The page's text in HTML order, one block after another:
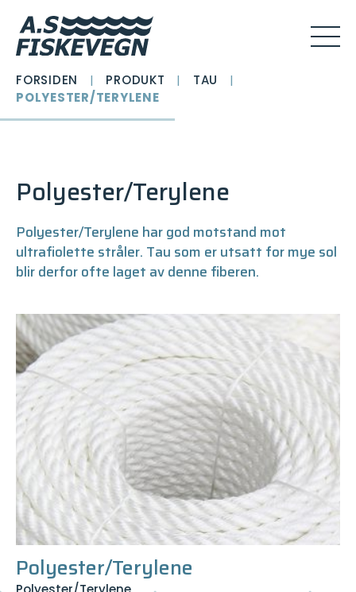
FORSIDEN | PRODUKT | TAU
|
POLYESTER/TERYLENE
Polyester/Terylene
Polyester/Terylene har god motstand mot
ultrafiolette stråler. Tau som er utsatt for mye sol
blir derfor ofte laget av denne fiberen.
Polyester/Terylene